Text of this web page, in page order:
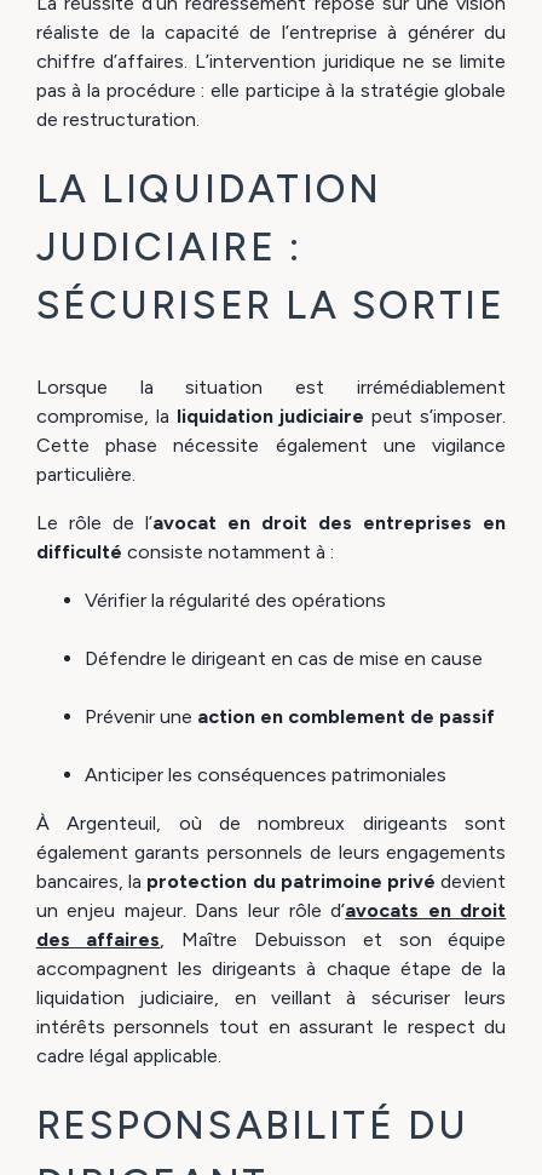
réaliste de la capacité de l’entreprise à générer du
chiffre d’affaires. L’intervention juridique ne se limite
pas à la procédure : elle participe à la stratégie globale
de restructuration.
LA LIQUIDATION
JUDICIAIRE :
SÉCURISER LA SORTIE
Lorsque la situation est irrémédiablement
compromise, la liquidation judiciaire peut s’imposer.
Cette phase nécessite également une vigilance
particulière.
Le rôle de l’avocat en droit des entreprises en
difficulté consiste notamment à :
Vérifier la régularité des opérations
Défendre le dirigeant en cas de mise en cause
Prévenir une action en comblement de passif
Anticiper les conséquences patrimoniales
À Argenteuil, où de nombreux dirigeants sont
également garants personnels de leurs engagements
bancaires, la protection du patrimoine privé devient
un enjeu majeur. Dans leur rôle d’avocats en droit
des affaires, Maître Debuisson et son équipe
accompagnent les dirigeants à chaque étape de la
liquidation judiciaire, en veillant à sécuriser leurs
intérêts personnels tout en assurant le respect du
cadre légal applicable.
RESPONSABILITÉ DU